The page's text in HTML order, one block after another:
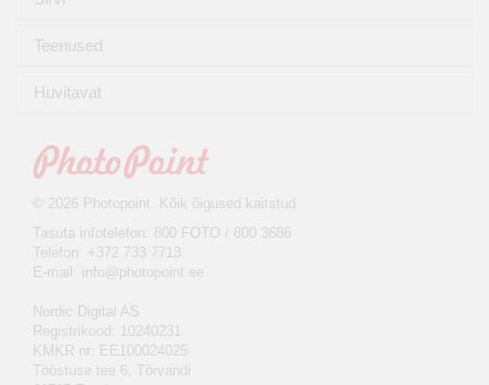
Teenused
Huvitavat
© 2026 Photopoint. Kõik õigused kaitstud
Tasuta infotelefon: 800 FOTO / 800 3686
Telefon: +372 733 7713
E-mail: info@photopoint.ee
Nordic Digital AS
Registrikood: 10240231
KMKR nr: EE100024025
Tööstuse tee 6, Tõrvandi